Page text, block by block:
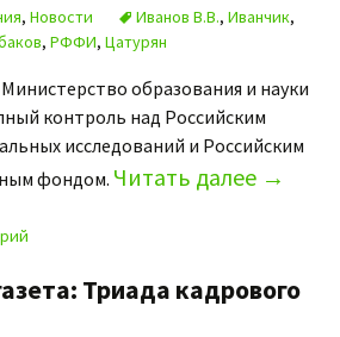
, Новости Иванов В.В., Иванчик,
, РФФИ, Цатурян
образования и науки
контроль над Российским
исследований и Российским
фондом. Читать далее →
Триада кадрового